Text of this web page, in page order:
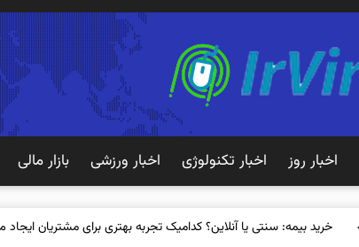
اخبار روز اخبار تکنولوژی اخبار ورزشی بازار مالی
خرید بیمه: سنتی ی